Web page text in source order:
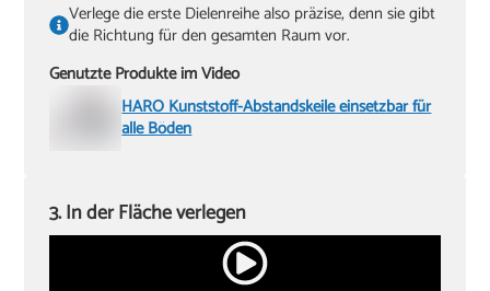
Verlege die erste Dielenreihe also präzise, denn sie gibt
die Richtung für den gesamten Raum vor.
Genutzte Produkte im Video
HARO Kunststoff-Abstandskeile einsetzbar für
alle Böden
3. In der Fläche verlegen